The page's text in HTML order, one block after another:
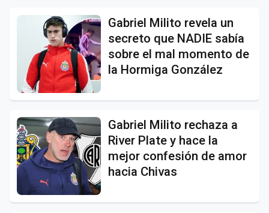
Gabriel Milito revela un
secreto que NADIE sabía
sobre el mal momento de
la Hormiga González
Gabriel Milito rechaza a
River Plate y hace la
mejor confesión de amor
hacia Chivas